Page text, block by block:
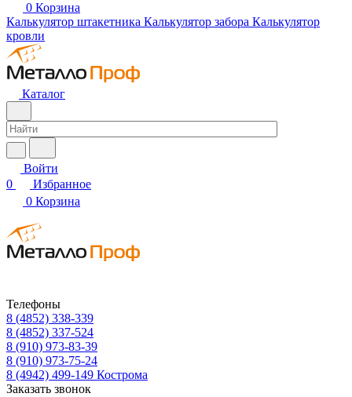
0 Корзина
Калькулятор штакетника Калькулятор забора Калькулятор
кровли
Каталог
Войти
0
Избранное
0 Корзина
Телефоны
8 (4852) 338-339
8 (4852) 337-524
8 (910) 973-83-39
8 (910) 973-75-24
8 (4942) 499-149 Кострома
Заказать звонок